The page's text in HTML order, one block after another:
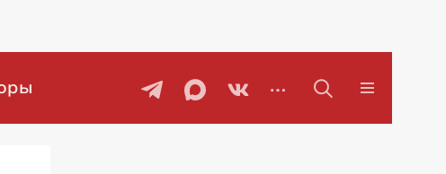
Проблемы с бензином в